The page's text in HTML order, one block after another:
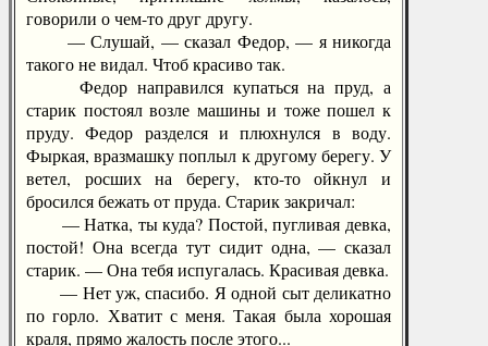
говорили о чем-то друг другу.
— Слушай, — сказал Федор, — я никогда
такого не видал. Чтоб красиво так.
Федор направился купаться на пруд, а
старик постоял возле машины и тоже пошел к
пруду. Федор разделся и плюхнулся в воду.
Фыркая, вразмашку поплыл к другому берегу. У
ветел, росших на берегу, кто-то ойкнул и
бросился бежать от пруда. Старик закричал:
— Натка, ты куда? Постой, пугливая девка,
постой! Она всегда тут сидит одна, — сказал
старик. — Она тебя испугалась. Красивая девка.
— Нет уж, спасибо. Я одной сыт деликатно
по горло. Хватит с меня. Такая была хорошая
краля, прямо жалость после этого...